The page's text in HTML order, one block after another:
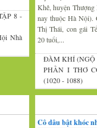
8 -
Nhà
Khê, huyện
nay thuộc Hà Nội).
Thị Thái, con gái
20 tuổi,...
ĐÀM KHÍ (NGỘ
PHẦN I THƠ
(1020 - 1088)
Cô dâu bật khóc